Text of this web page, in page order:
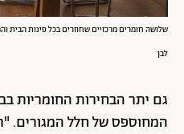
שלושה חומרים מרכזיים שחוזרים בכל פינות הבית
לבן
גם יתר הבחירות החומריות
המחוספס של חלל המגורים.